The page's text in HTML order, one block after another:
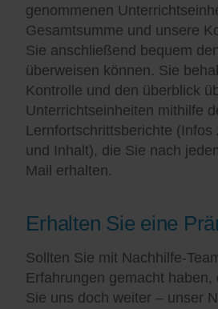
genommenen
Gesamtsumme und unsere
Sie anschließend bequem
überweisen können. Sie
Kontrolle und den überblick
Unterrichtseinheiten mithilfe
Lernfortschrittsberichte
und Inhalt), die Sie nach
Mail erhalten.
Erhalten Sie eine
Sollten Sie mit Nachhilfe-
Erfahrungen gemacht haben,
Sie uns doch weiter – unser